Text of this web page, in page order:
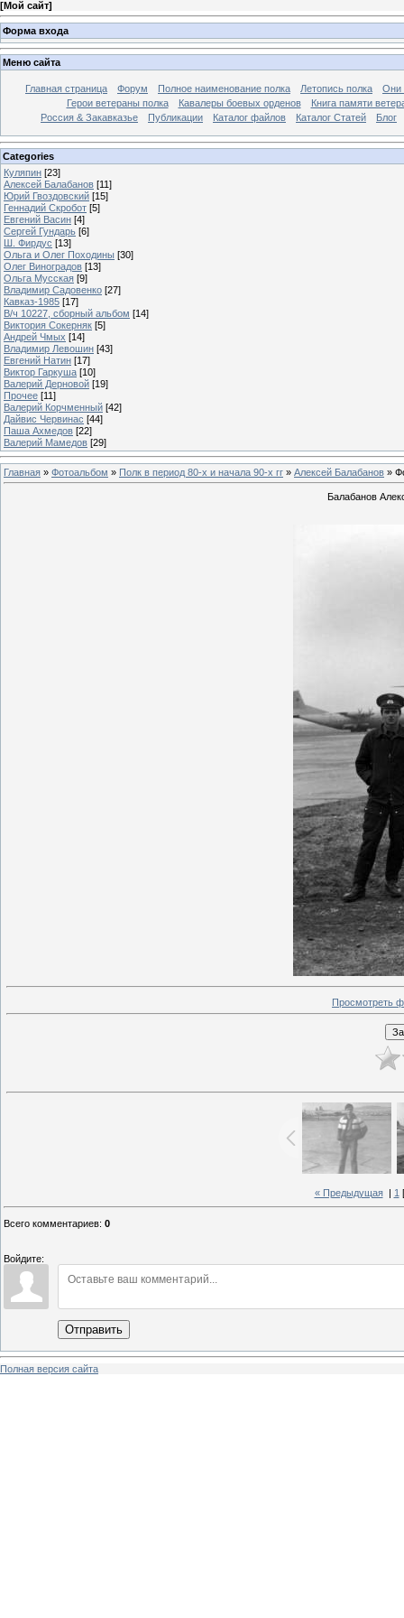
[Мой сайт]
Форма входа
Меню сайта
Главная страница Форум Полное наименование полка Летопись полка
Они
Герои ветераны полка
Кавалеры боевых орденов
Книга памяти
Россия & Закавказье
Публикации Каталог файлов Каталог Cтатей Блог
Categories
Куляпин [23]
Алексей Балабанов [11]
Юрий Гвоздовский [15]
Геннадий Скробот [5]
Евгений Васин [4]
Сергей Гундарь [6]
Ш. Фирдус [13]
Ольга и Олег Походины [30]
Олег Виноградов [13]
Ольга Мусская [9]
Владимир Садовенко [27]
Кавказ-1985 [17]
В/ч 10227, сборный альбом [14]
Виктория Сокерняк [5]
Андрей Чмых [14]
Владимир Левошин [43]
Евгений Натин [17]
Виктор Гаркуша [10]
Валерий Дерновой [19]
Прочее [11]
Валерий Корчменный [42]
Дайвис Червинас [44]
Паша Ахмедов [22]
Валерий Мамедов [29]
Главная » Фотоальбом » Полк в период 80-х и начала 90-х гг » Алексей Балабанов »
Балабанов
Просмотреть
« Предыдущая| 1 [
Всего комментариев: 0
Войдите:
Отправить
Полная версия сайта